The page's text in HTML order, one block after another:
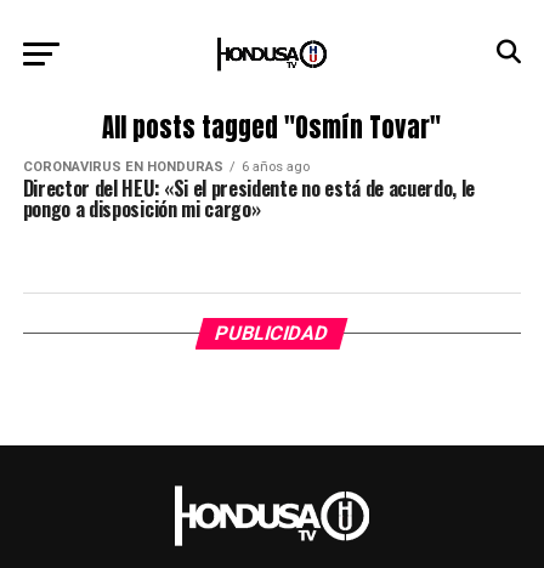
All posts tagged "Osmín Tovar"
CORONAVIRUS EN HONDURAS 6 años ago
Director del HEU: «Si el presidente no está de acuerdo, le
pongo a disposición mi cargo»
PUBLICIDAD